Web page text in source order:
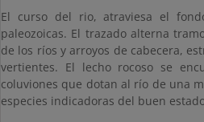
El curso del rio, atraviesa el
paleozoicas. El trazado alterna
de los ríos y arroyos de cabecera,
vertientes. El lecho rocoso se
coluviones que dotan al río de una
especies indicadoras del buen